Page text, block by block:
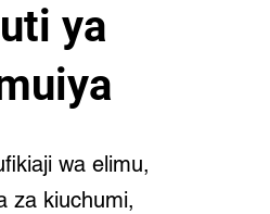
ya
wa elimu,
za kiuchumi,